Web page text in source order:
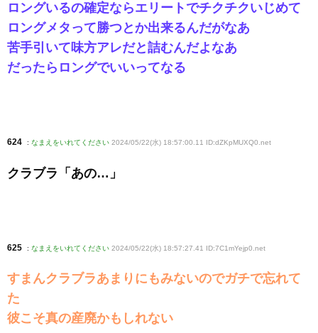
ロングいるの確定ならエリートでチクチクいじめて
ロングメタって勝つとか出来るんだがなあ
苦手引いて味方アレだと詰むんだよなあ
だったらロングでいいってなる
624 : なまえをいれてください 2024/05/22(水) 18:57:00.11 ID:dZKpMUXQ0.net
クラブラ「あの…」
625 : なまえをいれてください 2024/05/22(水) 18:57:27.41 ID:7C1mYejp0 .net
すまんクラブラあまりにもみないのでガチで忘れて
た
彼こそ真の産廃かもしれない